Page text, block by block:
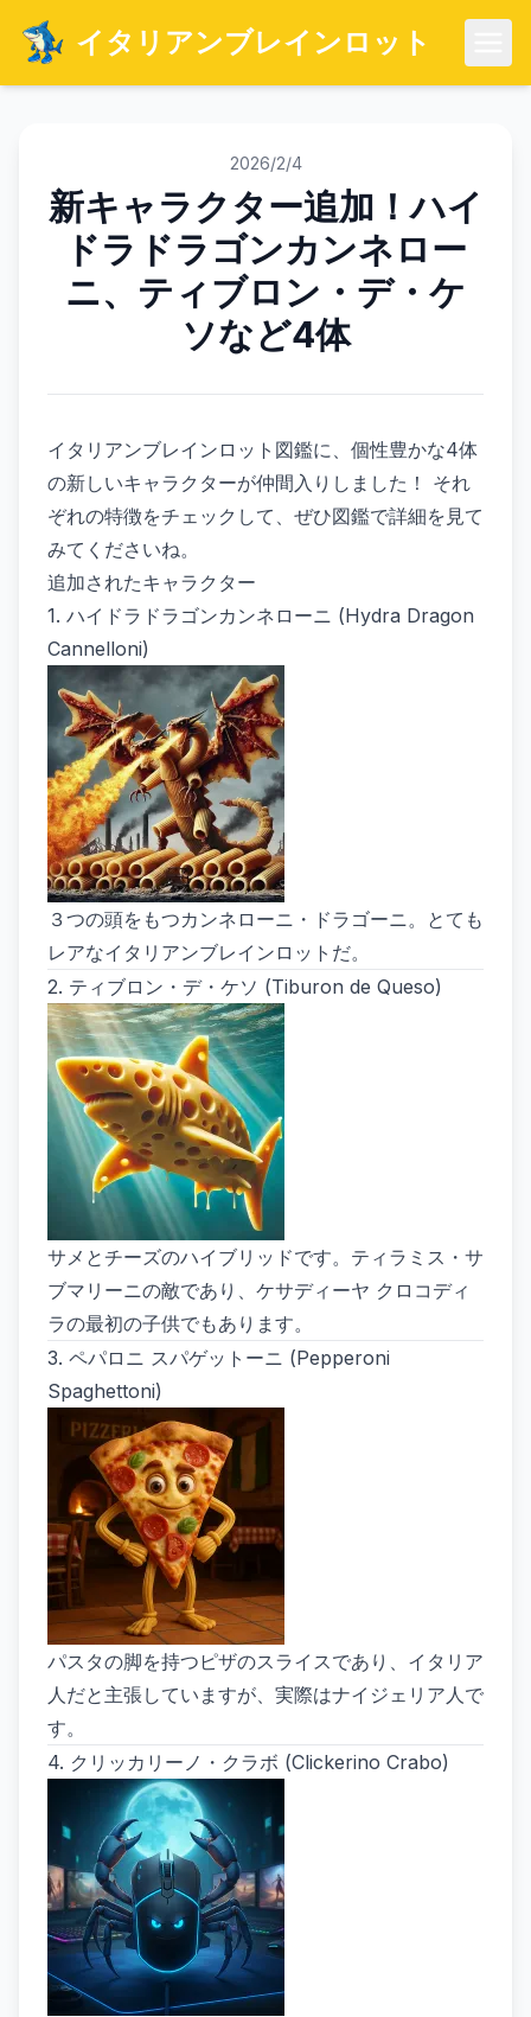
イタリアンブレインロット
2026/2/4
新キャラクター追加！ハイ
ドラドラゴンカンネロー
ニ、ティブロン・デ・ケ
ソなど4体
イタリアンブレインロット図鑑に、個性豊かな4体
の新しいキャラクターが仲間入りしました！ それ
ぞれの特徴をチェックして、ぜひ図鑑で詳細を見て
みてくださいね。
追加されたキャラクター
1. ハイドラドラゴンカンネローニ (Hydra Dragon
Cannelloni)
３つの頭をもつカンネローニ・ドラゴーニ。とても
レアなイタリアンブレインロットだ。
2. ティブロン・デ・ケソ (Tiburon de Queso)
サメとチーズのハイブリッドです。ティラミス・サ
ブマリーニの敵であり、ケサディーヤ クロコディ
ラの最初の子供でもあります。
3. ペパロニ スパゲットーニ (Pepperoni
Spaghettoni)
パスタの脚を持つピザのスライスであり、イタリア
人だと主張していますが、実際はナイジェリア人で
す。
4. クリッカリーノ・クラボ (Clickerino Crabo)